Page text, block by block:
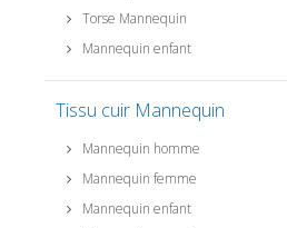
Torse Mannequin
Mannequin enfant
Tissu cuir Mannequin
Mannequin homme
Mannequin femme
Mannequin enfant